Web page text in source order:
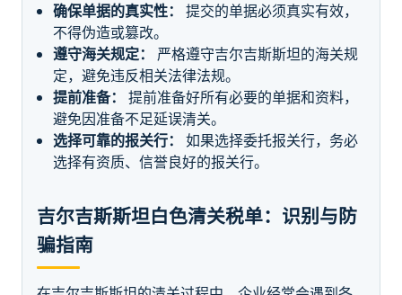
确保单据的真实性：
提交的单据必须真实有效，
不得伪造或篡改。
遵守海关规定：
严格遵守吉尔吉斯斯坦的海关规
定，避免违反相关法律法规。
提前准备：
提前准备好所有必要的单据和资料，
避免因准备不足延误清关。
选择可靠的报关行：
如果选择委托报关行，务必
选择有资质、信誉良好的报关行。
吉尔吉斯斯坦白色清关税单：识别与防
骗指南